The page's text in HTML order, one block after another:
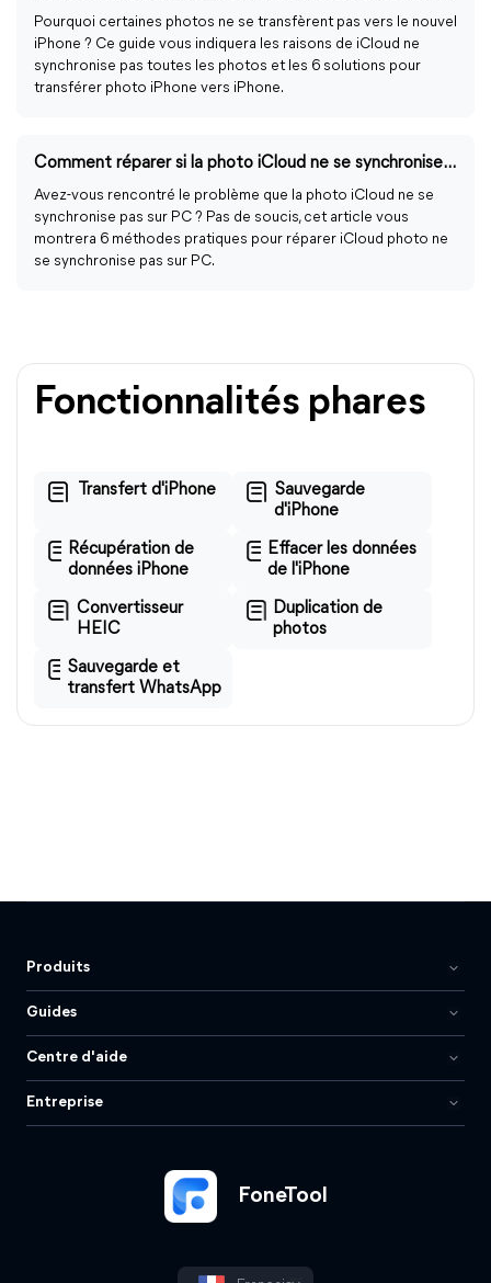
Pourquoi certaines photos ne se transfèrent pas vers le nouvel
iPhone ? Ce guide vous indiquera les raisons de iCloud ne
synchronise pas toutes les photos et les 6 solutions pour
transférer photo iPhone vers iPhone.
Comment réparer si la photo iCloud ne se synchronise pas sur PC Windows ?
Avez-vous rencontré le problème que la photo iCloud ne se
synchronise pas sur PC ? Pas de soucis, cet article vous
montrera 6 méthodes pratiques pour réparer iCloud photo ne
se synchronise pas sur PC.
Fonctionnalités phares
Transfert d'iPhone
Sauvegarde
d'iPhone
Récupération de
données iPhone
Effacer les données
de l'iPhone
Convertisseur
HEIC
Duplication de
photos
Sauvegarde et
transfert WhatsApp
FoneTool
Produits
Guides
Centre d'aide
Entreprise